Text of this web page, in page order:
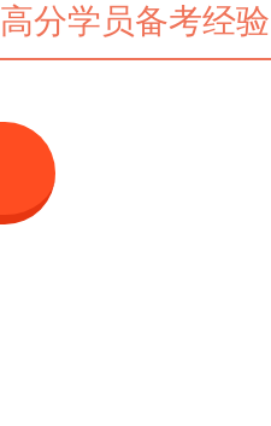
高分学员备考经验